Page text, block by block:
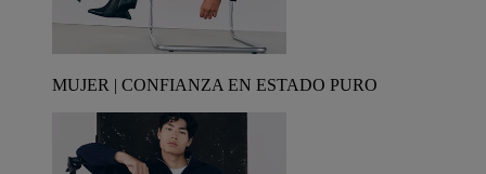
MUJER | CONFIANZA EN ESTADO PURO